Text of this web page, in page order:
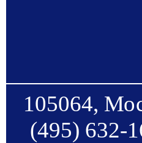
105064,
(495) 632-